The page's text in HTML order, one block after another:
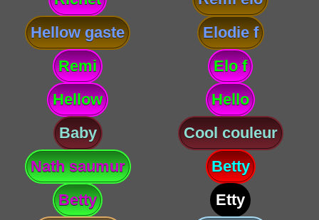
Hellow gaste
Elodie f
Remi
Elo f
Hellow
Hello
Baby
Cool couleur
Nath saumur
Betty
Betty
Etty